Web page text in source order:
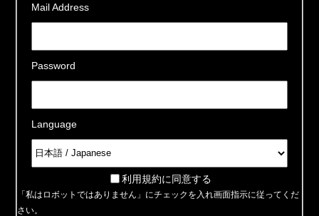
Mail Address
Password
Language
利用規約に同意する
「私はロボットではありません」にチェックを入れ画面指示に従ってくだ
さい。